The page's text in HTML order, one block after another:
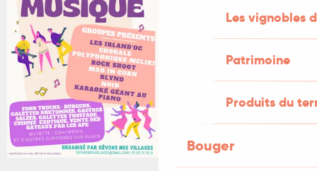
Les vignobles
Patrimoine
Produits du
Bouger